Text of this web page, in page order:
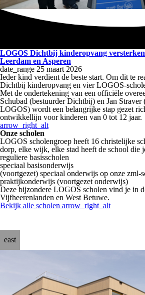
LOGOS Dichtbij kinderopvang
Leerdam en Asperen
date_range 25 maart 2026
Ieder kind verdient de beste start. Om dit te
Dichtbij kinderopvang en vier LOGOS-
Met de ondertekening van een officiële
Schubad (bestuurder Dichtbij) en Jan
LOGOS) wordt een belangrijke stap gezet
ontwikkellijn voor kinderen van 0 tot 12 jaar.
arrow_right_alt
Onze scholen
LOGOS scholengroep heeft 16 christelijke
dorp, elke wijk, elke stad heeft de school die
​reguliere basisscholen
speciaal basisonderwijs
(voortgezet) speciaal onderwijs op onze zml-
praktijkonderwijs (voortgezet onderwijs) ​
​​Deze bijzondere LOGOS scholen vind je in
Vijfheerenlanden en West Betuwe.
Bekijk alle scholen arrow_right_alt
east